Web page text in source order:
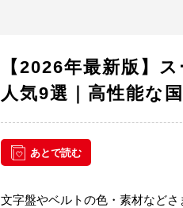
【2026年最新版】
人気9選｜高性能な
あとで読む
文字盤やベルトの色・素材など